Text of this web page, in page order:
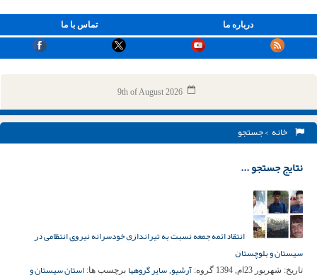
تماس با ما درباره ما
9th of August 2026
خانه > جستجو
نتایج جستجو ...
ﺍﻧﺘﻘﺎﺩ ائمه جمعه ﻧﺴﺒﺖ ﺑﻪ ﺗﯿﺮﺍﻧﺪﺍﺯﯼ خودسرانه ﻧﯿﺮﻭی ﺍﻧﺘﻈﺎﻣﯽ ﺩﺭ
سیستان و ﺑﻠﻮﭼﺴﺘﺎﻥ
تاریخ: شهریور 23ام, 1394 گروه: آرشیو, سایر گروهها برچسب ها: استان سیستان و